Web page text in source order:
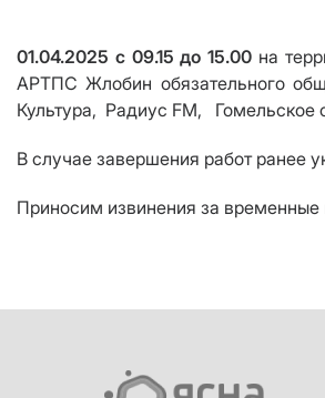
01.04.2025 с 09.15 до 15.00 на
АРТПСЖлобин обязательного
Культура, Радиус FM, Гомельское
В случае завершения работ ранее
Приносим извинения за временные